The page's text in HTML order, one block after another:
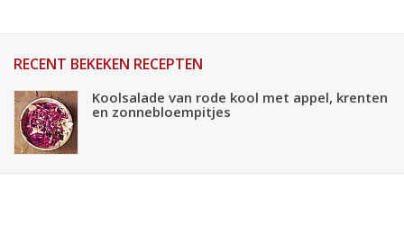
RECENT BEKEKEN RECEPTEN
Koolsalade van rode kool met appel, krenten
en zonnebloempitjes